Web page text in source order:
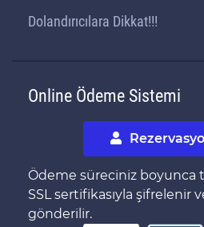
Dolandırıcılara Dikkat!!!
Online Ödeme Sistemi
Ödeme süreciniz boyunca
SSL sertifikasıyla şifrelenir
gönderilir.